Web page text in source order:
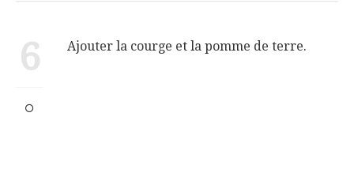
6 Ajouter la courge et la pomme de terre.